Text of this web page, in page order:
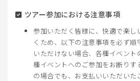
ツアー参加における注意事項
参加いただく皆様に、快適で楽し
くため、以下の注意事項を必ず順
いただけない場合、各種イベン
種イベントへのご参加をお断りす
の場合でも、お支払いいただい